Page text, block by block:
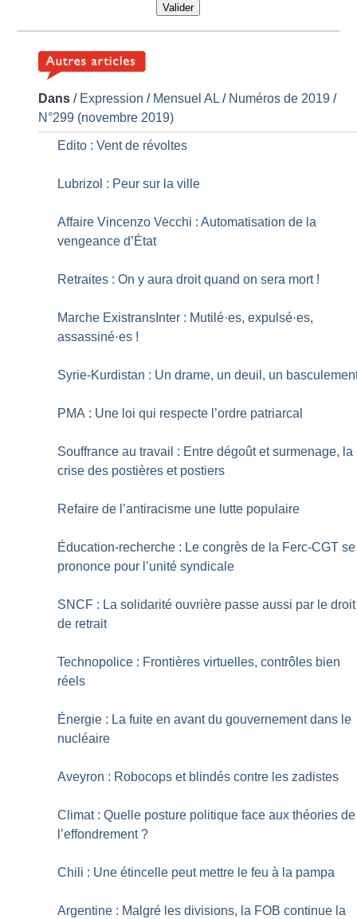
Valider
Dans / Expression / Mensuel AL / Numéros de 2019 /
N°299 (novembre 2019)
Edito : Vent de révoltes
Lubrizol : Peur sur la ville
Affaire Vincenzo Vecchi : Automatisation de la
vengeance d’État
Retraites : On y aura droit quand on sera mort !
Marche ExistransInter : Mutilé·es, expulsé·es,
assassiné·es !
Syrie-Kurdistan : Un drame, un deuil, un
PMA : Une loi qui respecte l’ordre patriarcal
Souffrance au travail : Entre dégoût et surmenage, la
crise des postières et postiers
Refaire de l’antiracisme une lutte populaire
Éducation-recherche : Le congrès de la Ferc-CGT se
prononce pour l’unité syndicale
SNCF : La solidarité ouvrière passe aussi par le droit
de retrait
Technopolice : Frontières virtuelles, contrôles bien
réels
Énergie : La fuite en avant du gouvernement dans le
nucléaire
Aveyron : Robocops et blindés contre les zadistes
Climat : Quelle posture politique face aux théories de
l’effondrement ?
Chili : Une étincelle peut mettre le feu à la pampa
Argentine : Malgré les divisions, la FOB continue la